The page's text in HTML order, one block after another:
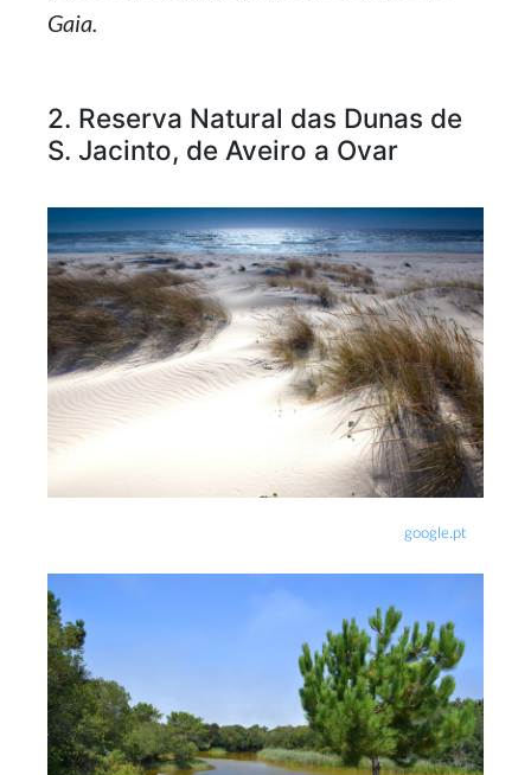
Gaia.
2. Reserva Natural das Dunas de
S. Jacinto, de Aveiro a Ovar
google.pt